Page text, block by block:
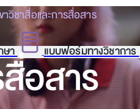
ษา แบบฟอร์มทางวิชาการ
าวิชาสื่อและการสื่อสาร
อสาร